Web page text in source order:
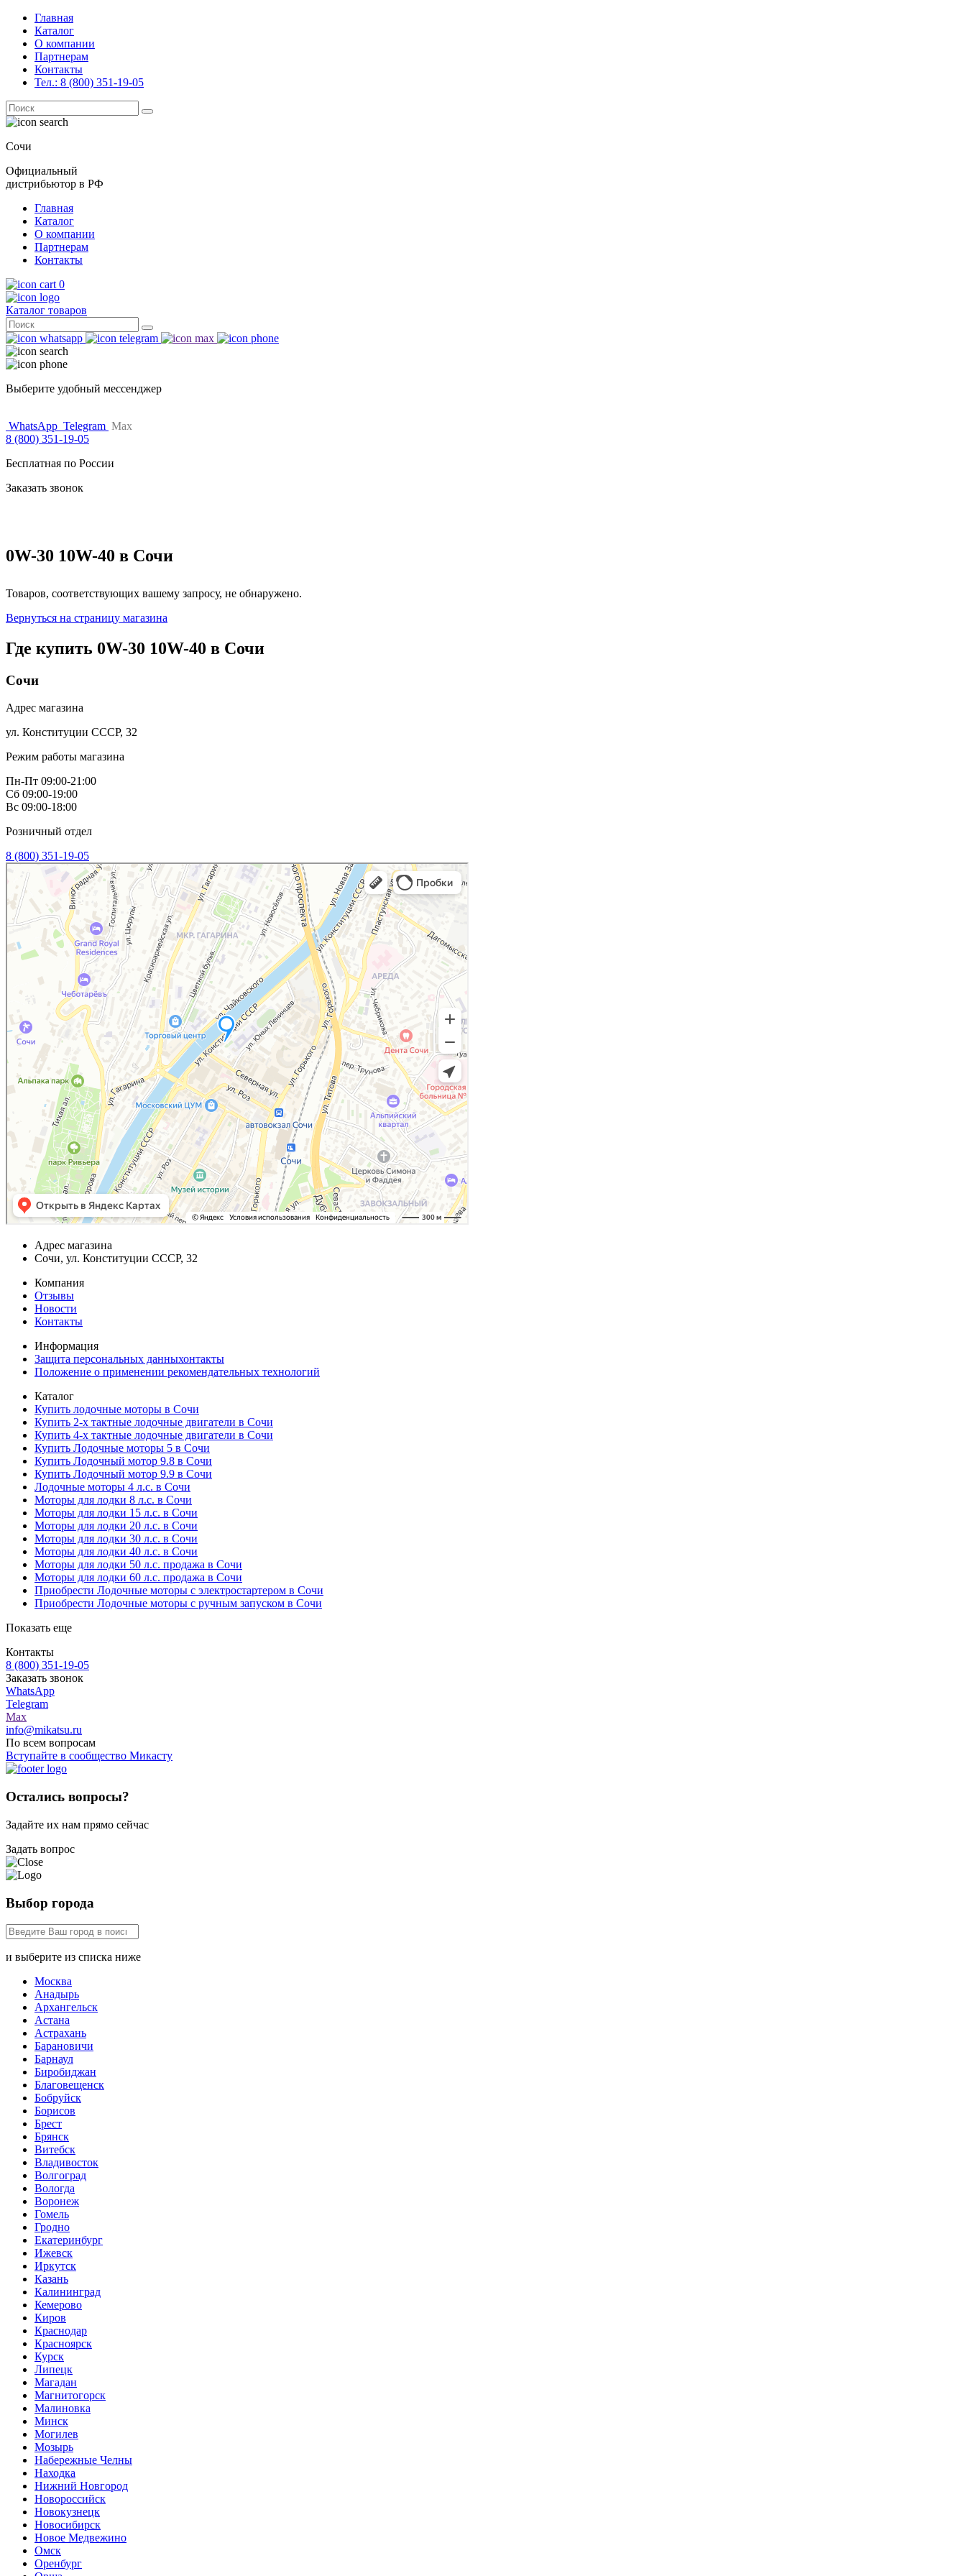
Главная
Каталог
О компании
Партнерам
Контакты
Тел.: 8 (800) 351-19-05
Поиск
for:
Сочи
Официальный
дистрибьютор в РФ
Главная
Каталог
О компании
Партнерам
Контакты
0
Каталог товаров
Поиск
for:
Выберите удобный мессенджер
WhatsApp Telegram Max
8 (800) 351-19-05
Бесплатная по России
Заказать звонок
0W-30 10W-40 в Сочи
Товаров, соответствующих вашему запросу, не обнаружено.
Вернуться на страницу магазина
Где купить 0W-30 10W-40 в Сочи
Сочи
Адрес магазина
ул. Конституции СССР, 32
Режим работы магазина
Пн-Пт 09:00-21:00
Сб 09:00-19:00
Вс 09:00-18:00
Розничный отдел
8 (800) 351-19-05
Адрес магазина
Сочи, ул. Конституции СССР, 32
Компания
Отзывы
Новости
Контакты
Информация
Защита персональных данныхонтакты
Положение о применении рекомендательных технологий
Каталог
Купить лодочные моторы в Сочи
Купить 2-х тактные лодочные двигатели в Сочи
Купить 4-х тактные лодочные двигатели в Сочи
Купить Лодочные моторы 5 в Сочи
Купить Лодочный мотор 9.8 в Сочи
Купить Лодочный мотор 9.9 в Сочи
Лодочные моторы 4 л.с. в Сочи
Моторы для лодки 8 л.с. в Сочи
Моторы для лодки 15 л.с. в Сочи
Моторы для лодки 20 л.с. в Сочи
Моторы для лодки 30 л.с. в Сочи
Моторы для лодки 40 л.с. в Сочи
Моторы для лодки 50 л.с. продажа в Сочи
Моторы для лодки 60 л.с. продажа в Сочи
Приобрести Лодочные моторы с электростартером в Сочи
Приобрести Лодочные моторы с ручным запуском в Сочи
Показать еще
Контакты
8 (800) 351-19-05
Заказать звонок
WhatsApp
Telegram
Max
info@mikatsu.ru
По всем вопросам
Вступайте в сообщество Микасту
Остались вопросы?
Задайте их нам прямо сейчас
Задать вопрос
Выбор города
и выберите из списка ниже
Москва
Анадырь
Архангельск
Астана
Астрахань
Барановичи
Барнаул
Биробиджан
Благовещенск
Бобруйск
Борисов
Брест
Брянск
Витебск
Владивосток
Волгоград
Вологда
Воронеж
Гомель
Гродно
Екатеринбург
Ижевск
Иркутск
Казань
Калининград
Кемерово
Киров
Краснодар
Красноярск
Курск
Липецк
Магадан
Магнитогорск
Малиновка
Минск
Могилев
Мозырь
Набережные Челны
Находка
Нижний Новгород
Новороссийск
Новокузнецк
Новосибирск
Новое Медвежино
Омск
Оренбург